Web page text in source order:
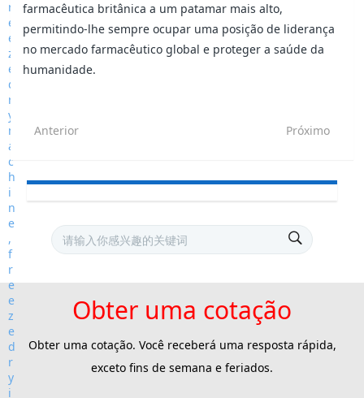
farmacêutica britânica a um patamar mais alto,
permitindo-lhe sempre ocupar uma posição de liderança
no mercado farmacêutico global e proteger a saúde da
humanidade.
Anterior Próximo
Obter uma cotação
Obter uma cotação. Você receberá uma resposta rápida,
exceto fins de semana e feriados.